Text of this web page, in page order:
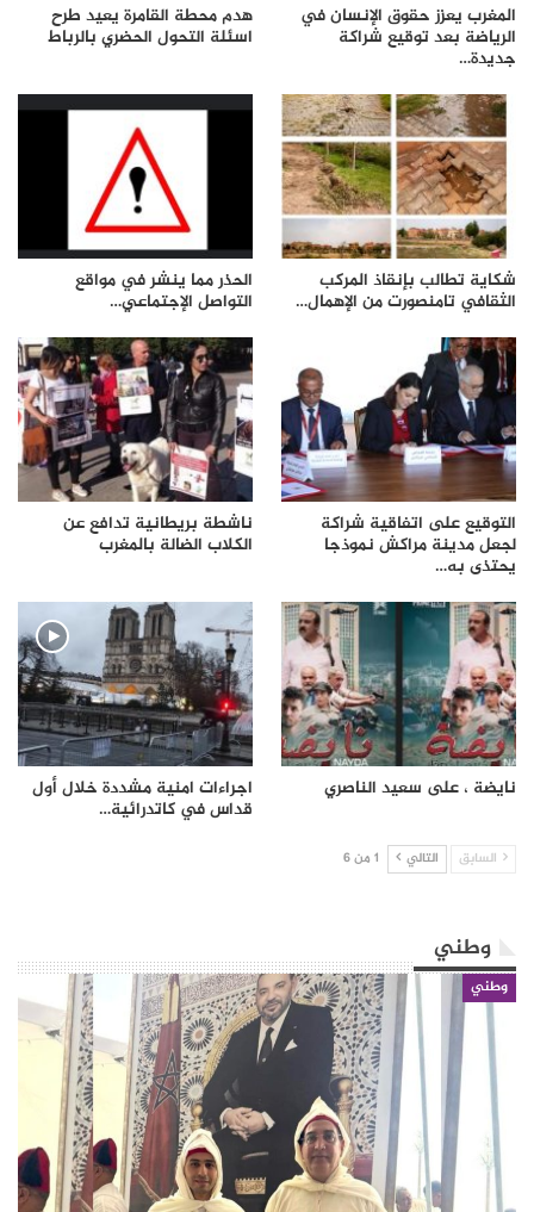
المغرب يعزز حقوق الإنسان في
الرياضة بعد توقيع شراكة
جديدة…
هدم محطة القامرة يعيد طرح
اسئلة التحول الحضري بالرباط
شكاية تطالب بإنقاذ المركب
الثقافي تامنصورت من الإهمال…
الحذر مما ينشر في مواقع
التواصل الإجتماعي…
التوقيع على اتفاقية شراكة
لجعل مدينة مراكش نموذجا
يحتذى به…
ناشطة بريطانية تدافع عن
الكلاب الضالة بالمغرب
نايضة ، على سعيد الناصري اجراءات امنية مشددة خلال أول
قداس في كاتدرائية…
السابق التالي 1 من 6
وطني
وطني